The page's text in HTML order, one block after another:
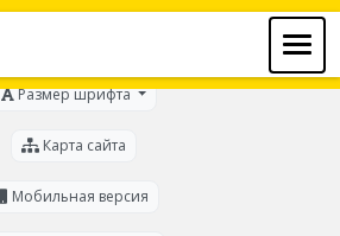
Размер шрифта
Карта сайта
Мобильная версия